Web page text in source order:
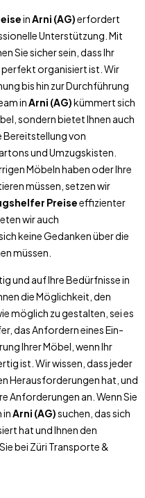
inArni (AG)erfordert
Unterstützung. Mit
Sie sicher sein, dass Ihr
perfekt organisiert ist. Wir
bis hin zur Durchführung
inArni (AG)kümmert sich
sondern bietet Ihnen auch
Bereitstellung von
und Umzugskisten.
Möbeln haben oder Ihre
müssen, setzen wir
Preiseeffizienter
wir auch
keine Gedanken über die
müssen.
und auf Ihre Bedürfnisse in
die Möglichkeit, den
möglich zu gestalten, sei es
das Anfordern eines Ein-
Ihrer Möbel, wenn Ihr
ist. Wir wissen, dass jeder
Herausforderungen hat, und
Anforderungen an. Wenn Sie
inArni (AG)suchen, das sich
hat und Ihnen den
bei Züri Transporte &